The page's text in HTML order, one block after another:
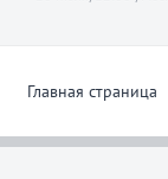
Главная страница